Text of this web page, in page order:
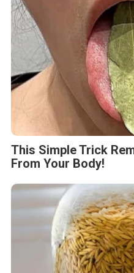
This Simple Trick
From Your Body!